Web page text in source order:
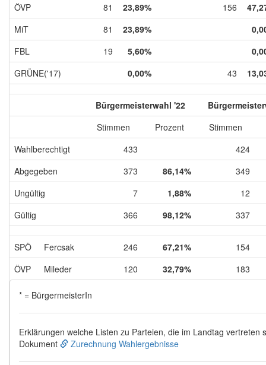
ÖVP
81 23,89% 156
MiT
81 23,89%
FBL
19 5,60%
GRÜNE('17)
0,00% 43
Bürgermeisterwahl '22
Stimmen
Prozent
Stimmen
Wahlberechtigt
433
424
Abgegeben
373 86,14%
349
Ungültig
7 1,88%
12
Gültig
366 98,12% 337
SPÖ Fercsak 246 67,21%
154
ÖVP
Mileder 120 32,79% 183
* = BürgermeisterIn
Erklärungen welche Listen zu Parteien, die im Landtag vertreten
Dokument
Zurechnung Wahlergebnisse